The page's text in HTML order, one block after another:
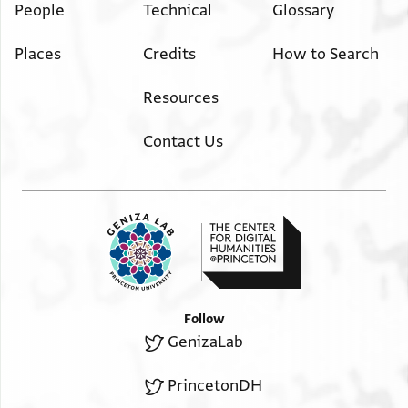
שיגרתי אליו י]שמר[ו צורו
[ ] שית[ ] אנו נוטים אליו יתר [
נ[ ]נו עליו ויי יאריך י[מיו
מקום נכבדנו החבר המע[ולה
ממרה עליו ועומד לפניו [
עגמות נפשנו על אסיפת [
יגוננם מלכנו לפי שהוא יודע [
People
Places
Technical
Credits
Resources
Contact Us
Glossary
How to Search
Follow
GenizaLab
PrincetonDH